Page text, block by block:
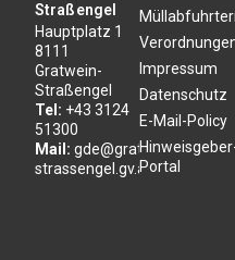
Straßengel
Hauptplatz 1
8111
Gratwein-
Straßengel
Tel: +43 3124
51300
Mail: gde@gratwein-
strassengel.gv.at
Impressum
Datenschutz
E-Mail-Policy
Portal